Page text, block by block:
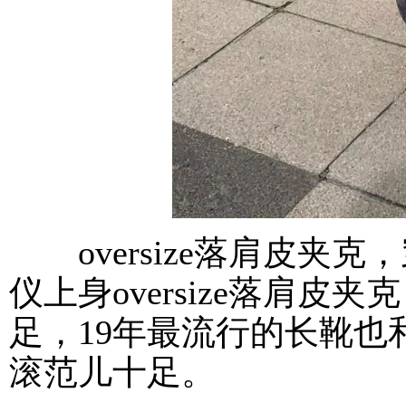
oversize落肩皮夹克，
仪上身oversize落肩皮夹
足，19年最流行的长靴
滚范儿十足。